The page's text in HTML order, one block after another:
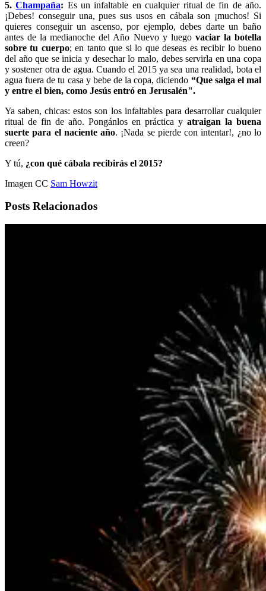
5.Champaña: Es un infaltable en cualquier ritual de fin de año.
¡Debes! conseguir una, pues sus usos en cábala son ¡muchos! Si
quieres conseguir un ascenso, por ejemplo, debes darte un baño
antes de la medianoche del Año Nuevo y luegovaciar la botella
sobre tu cuerpo; en tanto que si lo que deseas es recibir lo bueno
del año que se inicia y desechar lo malo, debes servirla en una copa
y sostener otra de agua. Cuando el 2015 ya sea una realidad, bota el
agua fuera de tu casa y bebe de la copa, diciendo “Que salga el mal
y entre el bien, como Jesús entró en Jerusalén".
Ya saben, chicas: estos son los infaltables para desarrollar cualquier
ritual de fin de año. Pongánlos en práctica y atraigan la buena
suerte para el naciente año. ¡Nada se pierde con intentar!, ¿no lo
creen?
Y tú, ¿con qué cábala recibirás el 2015?
Imagen CC Sam Howzit
Posts Relacionados